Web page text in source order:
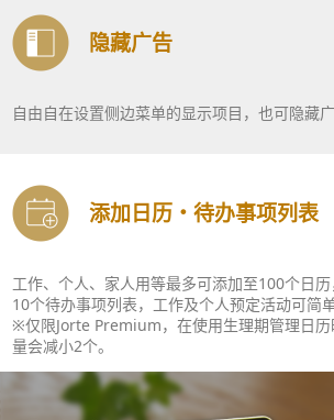
隐藏广告
自由自在设置侧边菜单的显示项目，也可隐藏广
添加日历・待办事项列表
工作、个人、家人用等最多可添加至100个日
10个待办事项列表，工作及个人预定活动可简
※仅限Jorte Premium，在使用生理期管理日
量会减小2个。